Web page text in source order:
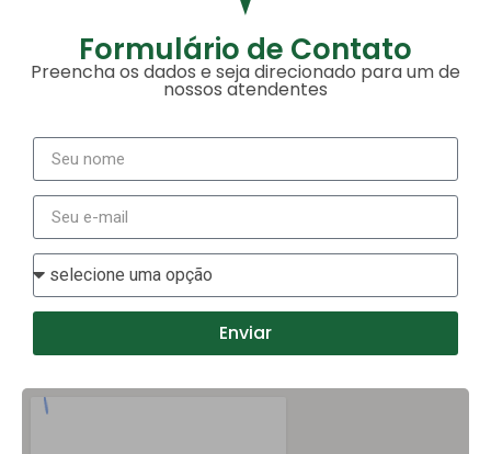
Formulário de Contato
Preencha os dados e seja direcionado para um de
nossos atendentes
Enviar